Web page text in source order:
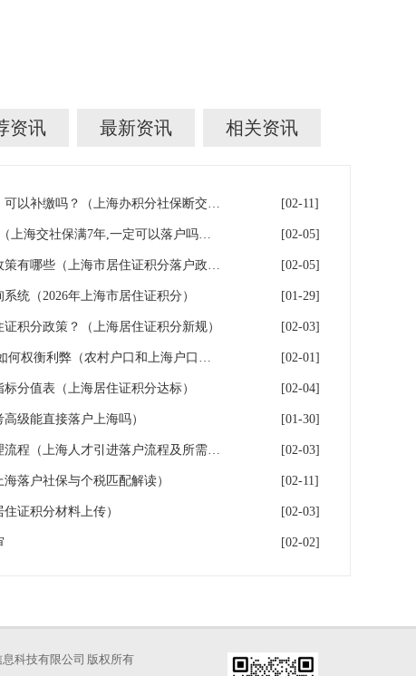
资讯 最新资讯 相关资讯
上海积分落户！社保断缴了，可以补缴吗？（上海办积分社保断交需要重新计算吗） [02-11]
上海7年社保落户条件及费用（上海交社保满7年,一定可以落户吗？） [02-05]
2026年上海居住证积分落户政策有哪些（上海市居住证积分落户政策2026年） [02-05]
统（2026年上海市居住证积分） [01-29]
积分政策？（上海居住证积分新规） [02-03]
上海户口和农村户口二选一,如何权衡利弊（农村户口和上海户口哪个值钱） [02-01]
分值表（上海居住证积分达标） [02-04]
级能直接落户上海吗） [01-30]
2026年上海人才引进落户办理流程（上海人才引进落户流程及所需时间） [02-03]
落户社保与个税匹配解读） [02-11]
证积分材料上传） [02-03]
[02-02]
科技有限公司 版权所有